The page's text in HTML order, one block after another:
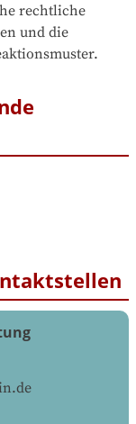
rechtliche
und die